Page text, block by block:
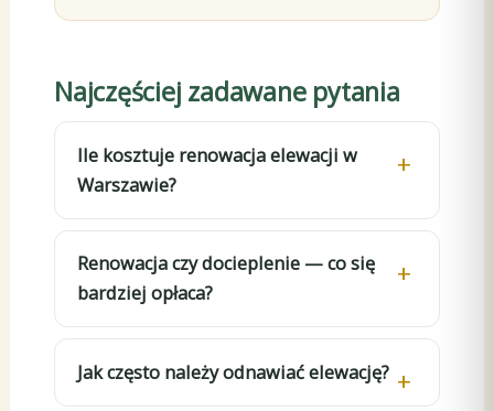
Najczęściej zadawane pytania
Ile kosztuje renowacja elewacji w
Warszawie?
Renowacja czy docieplenie — co się
bardziej opłaca?
Jak często należy odnawiać elewację?